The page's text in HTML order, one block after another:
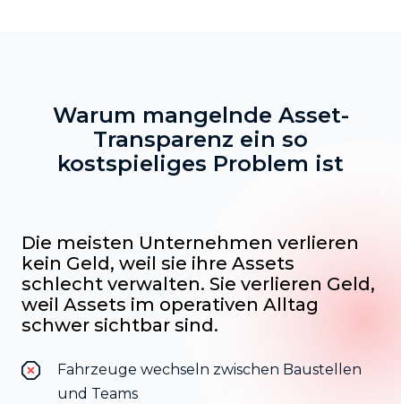
Warum mangelnde Asset-
Transparenz ein so
kostspieliges Problem ist
Die meisten Unternehmen verlieren
kein Geld, weil sie ihre Assets
schlecht verwalten. Sie verlieren Geld,
weil Assets im operativen Alltag
schwer sichtbar sind.
Fahrzeuge wechseln zwischen Baustellen
und Teams